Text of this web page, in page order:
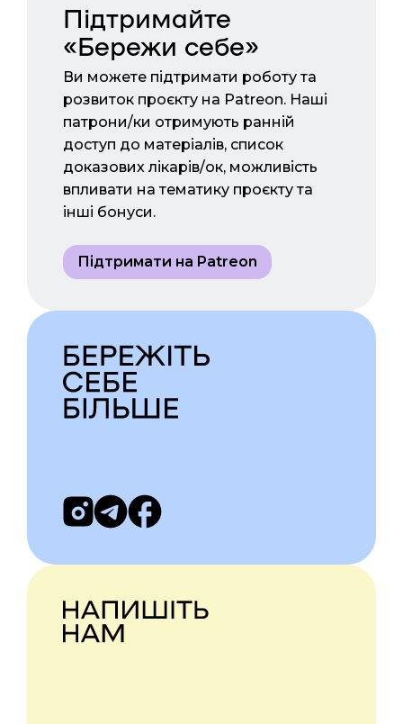
Підтримайте
«Бережи себе»
Ви можете підтримати роботу та
розвиток проєкту на Patreon. Наші
патрони/ки отримують ранній
доступ до матеріалів, список
доказових лікарів/ок, можливість
впливати на тематику проєкту та
інші бонуси.
Підтримати на Patreon